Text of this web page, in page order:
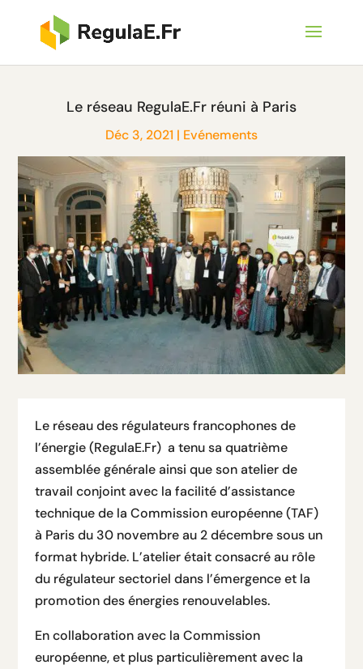
Le réseau RegulaE.Fr réuni à Paris
Déc 3, 2021 | Evénements
Le réseau des régulateurs francophones de
l’énergie (RegulaE.Fr) a tenu sa quatrième
assemblée générale ainsi que son atelier de
travail conjoint avec la facilité d’assistance
technique de la Commission européenne (TAF)
à Paris du 30 novembre au 2 décembre sous un
format hybride. L’atelier était consacré au rôle
du régulateur sectoriel dans l’émergence et la
promotion des énergies renouvelables.
En collaboration avec la Commission
européenne, et plus particulièrement avec la